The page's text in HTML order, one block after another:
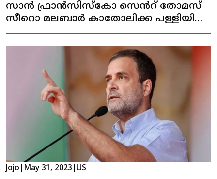
സാൻ ഫ്രാൻസിസ്കോ സെൻറ് തോമസ്
സീറൊ മലബാർ കാതോലിക്ക പള്ളിയിലെ
പെരുന്നാൾ കൊടിയേറി
Jojo May 31, 2023 US